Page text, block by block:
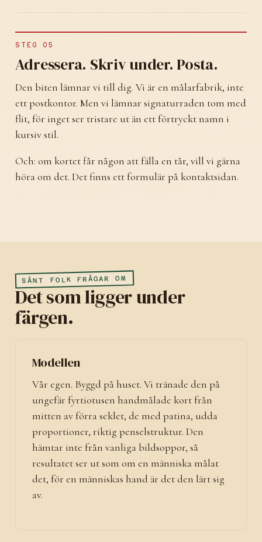
STEG 05
Adressera. Skriv under. Posta.
Den biten lämnar vi till dig. Vi är en målarfabrik, inte
ett postkontor. Men vi lämnar signaturraden tom med
flit, för inget ser tristare ut än ett förtryckt namn i
kursiv stil.
Och: om kortet får någon att fälla en tår, vill vi gärna
höra om det. Det finns ett formulär på kontaktsidan.
SÅNT FOLK FRÅGAR OM
Det som ligger under
färgen.
Modellen
Vår egen. Byggd på huset. Vi tränade den på
ungefär fyrtiotusen handmålade kort från
mitten av förra seklet, de med patina, udda
proportioner, riktig penselstruktur. Den
hämtar inte från vanliga bildsoppor, så
resultatet ser ut som om en människa målat
det, för en människas hand är det den lärt sig
av.